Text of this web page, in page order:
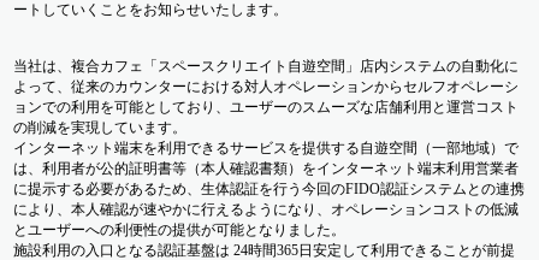
ートしていくことをお知らせいたします。
当社は、複合カフェ「スペースクリエイト自遊空間」店内システムの自動化に
よって、従来のカウンターにおける対人オペレーションからセルフオペレーシ
ョンでの利用を可能としており、ユーザーのスムーズな店舗利用と運営コスト
の削減を実現しています。
インターネット端末を利用できるサービスを提供する自遊空間（一部地域）で
は、利用者が公的証明書等（本人確認書類）をインターネット端末利用営業者
に提示する必要があるため、生体認証を行う今回のFIDO認証システムとの連携
により、本人確認が速やかに行えるようになり、オペレーションコストの低減
とユーザーへの利便性の提供が可能となりました。
施設利用の入口となる認証基盤は 24時間365日安定して利用できることが前提